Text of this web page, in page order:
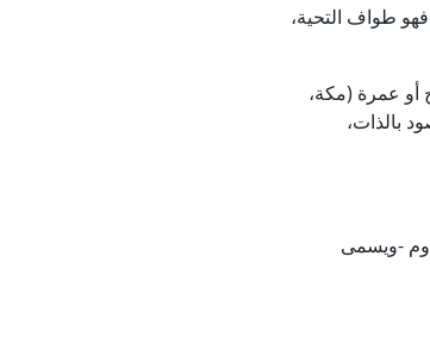
في الحج فهو طواف التحية،
المحرم بحج أو عمرة (مكة،
بالذات،
القدوم -ويسمى